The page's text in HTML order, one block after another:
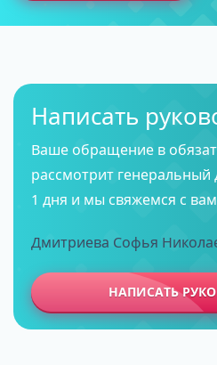
Написать
Ваше обращение в
рассмотрит генеральный
1 дня и мы свяжемся с
Дмитриева Софья
НАПИСАТЬ